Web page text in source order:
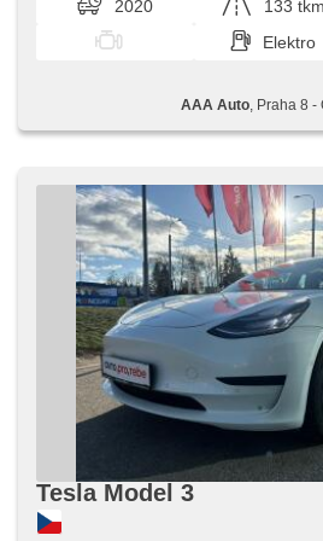
2020 133 tkm
Elektro
AAA Auto, Praha 8 -
Tesla Model 3